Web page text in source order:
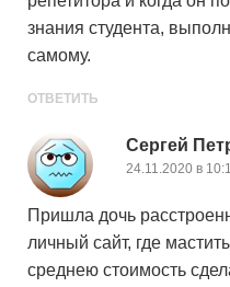
знания студента,
самому.
ОТВЕТИТЬ
Сергей
24.11.2020 в
Пришла дочь
личный сайт, где
среднею стоимость